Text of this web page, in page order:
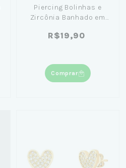
Piercing Bolinhas e
Zircônia Banhado em
R$19,90
Comprar